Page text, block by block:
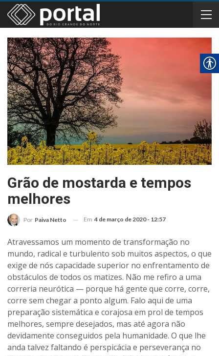
Grão de mostarda e tempos
melhores
Por Paiva Netto Em 4 de março de 2020 - 12:57
Atravessamos um momento de transformação no
mundo, radical e turbulento sob muitos aspectos, o que
exige de nós capacidade superior no enfrentamento de
obstáculos de todos os matizes. Não me refiro a uma
correria neurótica — porque há gente que corre, corre,
corre sem chegar a ponto algum. Falo aqui de uma
preparação sistemática e corajosa em prol de tempos
melhores, sempre desejados, mas até agora não
devidamente conseguidos pela humanidade. O que lhe
anda talvez faltando é perspicácia e perseverança no